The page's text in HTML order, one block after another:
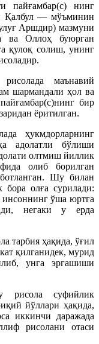
пайғамбар(с) нинг
Қалбул — мўъминин
Аршдир) мазмуни
ва Оллоҳ буюрган
қулоқ солиш, унинг
маънавий
шармандали ҳол ва
бир
ёритилган.
ҳукмдорларнинг
адолатли бўлиши
олтмиш йиллик
олиб борилган
Шу билан
бора олға сурилади:
инсоннинг ўша юртга
негаки у ерда
тарбия ҳақида, ўғил
қилганидек, мурид
унга эргашиши
суфийлик
йўллари ҳақида,
иккинчи даражада
рисолани отаси